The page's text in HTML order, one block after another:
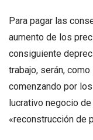
Para pagar las
aumento de los
consiguiente
trabajo, serán,
comenzando por
lucrativo negocio de
«reconstrucción de